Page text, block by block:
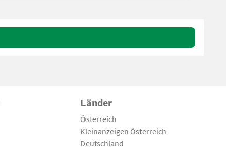
Länder
Österreich
Kleinanzeigen Österreich
Deutschland